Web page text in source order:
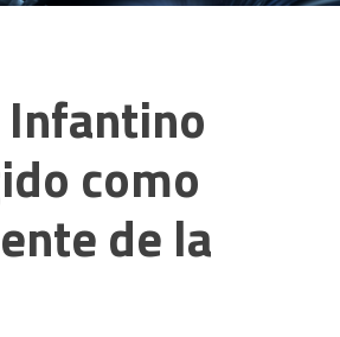
Infantino
como
de la